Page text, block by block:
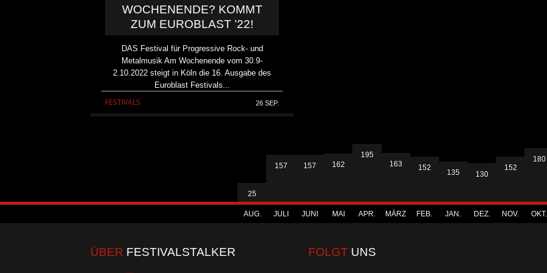
WOCHENENDE? KOMMT
ZUM EUROBLAST ’22!
DAS Festival für Progressive Rock- und
Metalmusik Am Wochenende vom 30.9-
2.10.2022 steigt in Köln die 16. Ausgabe des
Euroblast Festivals...
FESTIVALS 26 SEP.
25
AUG.
157
JULI
157
JUNI
162
MAI
195
APR.
163
MÄRZ
152
FEB.
135
JAN.
130
DEZ.
152
NOV.
180
OKT.
ÜBER FESTIVALSTALKER FOLGT UNS